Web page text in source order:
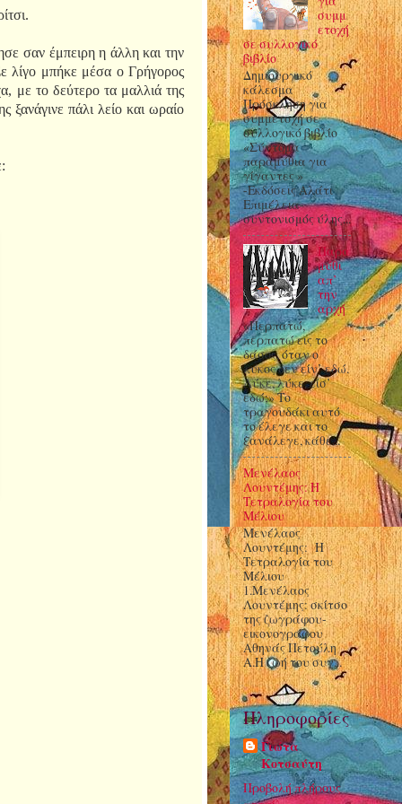
σαν έμπειρη η άλλη και την
λίγο μπήκε μέσα ο Γρήγορος
με το δεύτερο τα μαλλιά της
πάλι λείο και ωραίο
συμμ
ετοχή
σε συλλογικό
βιβλίο
Δημιουργικό
κάλεσμα
Πρόσκληση για
συμμετοχή σε
συλλογικό βιβλίο
«Σύντομα
παραμύθια για
γίγαντες »
-Εκδόσεις Αλάτι
Επιμέλεια-
συντονισμός ύλης...
Παρα
μύθι
απ’
την
αρχή
«Περπατώ,
περπατώ εις το
δάσος, όταν ο
λύκος δεν είν’ εδώ.
Λύκε, λύκε, είσ’
εδώ;» Το
τραγουδάκι αυτό
το έλεγε και το
ξανάλεγε, κάθε...
Μενέλαος
Λουντέμης: Η
Τετραλογία του
Μέλιου
Μενέλαος
Λουντέμης: Η
Τετραλογία του
Μέλιου
1.Μενέλαος
Λουντέμης: σκίτσο
της ζωγράφου-
εικονογράφου
Αθηνάς Πετούλη
Α.Η ζωή του συγ...
Πληροφορίες
Γιώτα
Κοτσαύτη
Προβολή πλήρους